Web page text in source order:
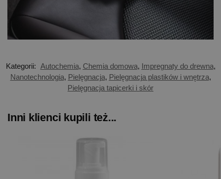
Kategorii: Autochemia, Chemia domowa, Impregnaty do drewna,
Nanotechnologia, Pielęgnacja, Pielęgnacja plastików i wnętrza,
Pielęgnacja tapicerki i skór
Inni klienci kupili też...